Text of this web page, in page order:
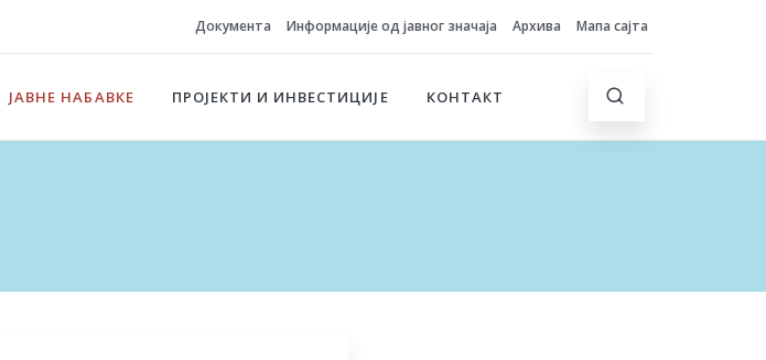
Документа Информације од јавног значаја Архива Мапа сајта
ЈАВНЕ НАБАВКЕ ПРОЈЕКТИ И ИНВЕСТИЦИЈЕ КОНТАКТ